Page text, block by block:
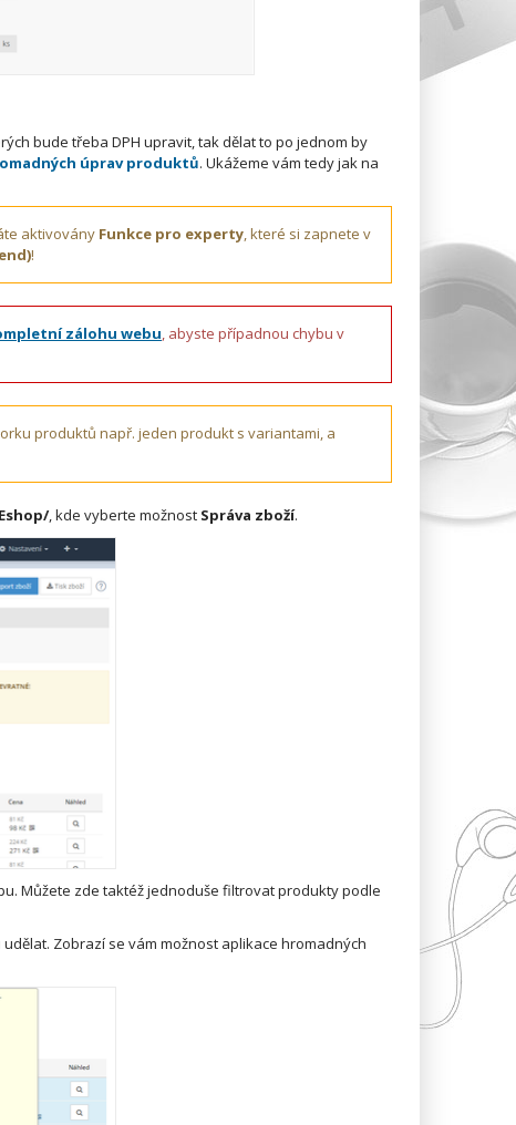
bude třeba DPH upravit, tak dělat to po jednom by
úprav produktů. Ukážeme vám tedy jak na
aktivovány Funkce pro experty, které si zapnete v
!
zálohu webu, abyste případnou chybu v
produktů např. jeden produkt s variantami, a
, kde vyberte možnost Správa zboží.
Můžete zde taktéž jednoduše filtrovat produkty podle
Zobrazí se vám možnost aplikace hromadných